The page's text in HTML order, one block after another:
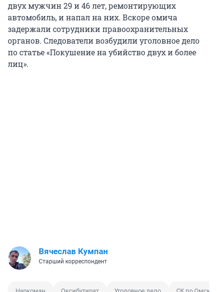
двух мужчин 29 и 46 лет, ремонтирующих
автомобиль, и напал на них. Вскоре омича
задержали сотрудники правоохранительных
органов. Следователи возбудили уголовное дело
по статье «Покушение на убийство двух и более
лиц».
Вячеслав Кумпан
Старший корреспондент